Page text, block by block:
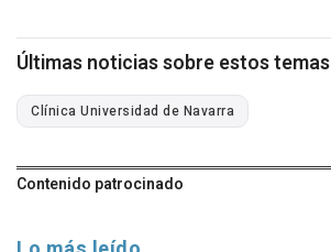
Últimas noticias sobre estos temas
Clínica Universidad de Navarra
Contenido patrocinado